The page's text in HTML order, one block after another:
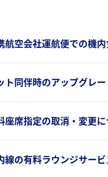
航空会社運航便での機
ト同伴時のアップグレ
座席指定の取消・変更
線の有料ラウンジサー